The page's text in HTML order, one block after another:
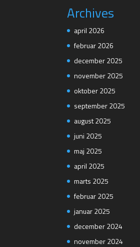
Archives
april 2026
februar 2026
december 2025
november 2025
oktober 2025
september 2025
august 2025
juni 2025
maj 2025
april 2025
marts 2025
februar 2025
januar 2025
december 2024
november 2024